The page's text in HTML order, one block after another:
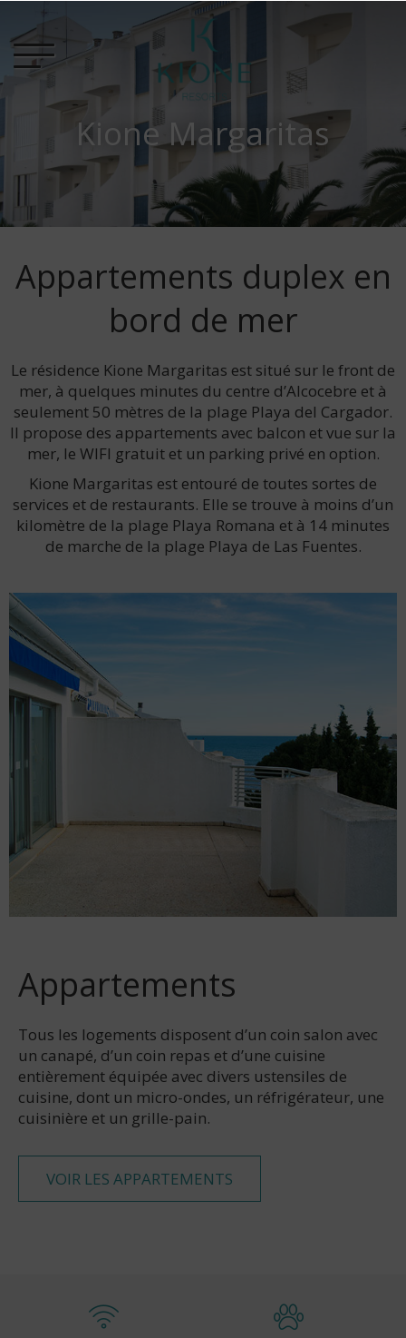
Kione Margaritas
Appartements duplex en
bord de mer
Le résidence Kione Margaritas est situé sur le front de
mer, à quelques minutes du centre d’Alcocebre et à
seulement 50 mètres de la plage Playa del Cargador.
Il propose des appartements avec balcon et vue sur la
mer, le WIFI gratuit et un parking privé en option.
Kione Margaritas est entouré de toutes sortes de
services et de restaurants. Elle se trouve à moins d’un
kilomètre de la plage Playa Romana et à 14 minutes
de marche de la plage Playa de Las Fuentes.
Appartements
Tous les logements disposent d’un coin salon avec
un canapé, d’un coin repas et d’une cuisine
entièrement équipée avec divers ustensiles de
cuisine, dont un micro-ondes, un réfrigérateur, une
cuisinière et un grille-pain.
VOIR LES APPARTEMENTS